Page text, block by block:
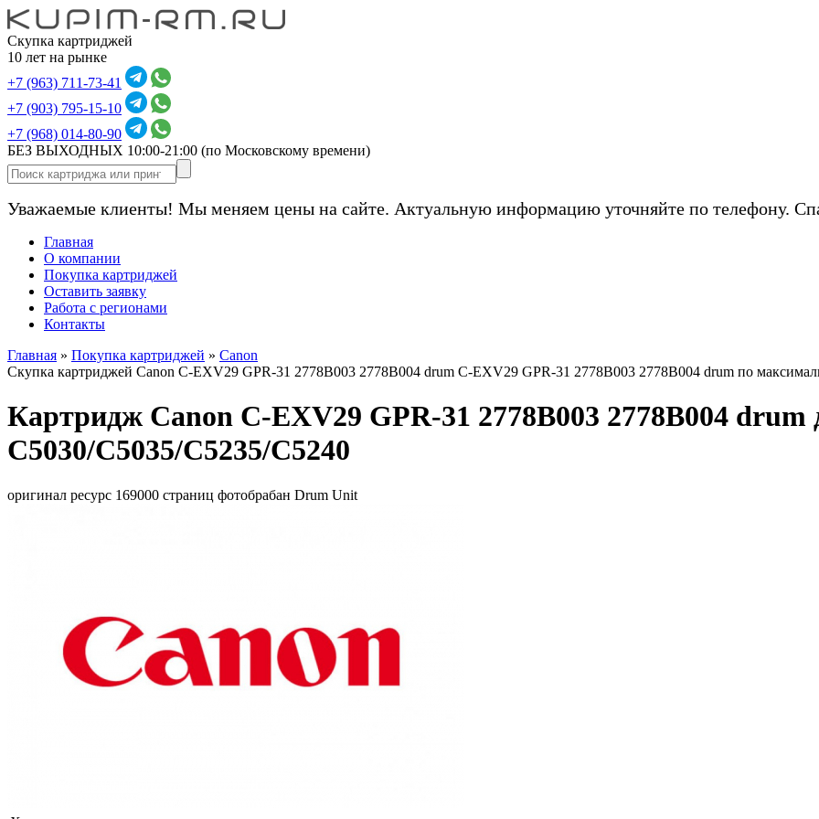
Скупка картриджей
10 лет на рынке
+7 (963) 711-73-41
+7 (903) 795-15-10
+7 (968) 014-80-90
БЕЗ ВЫХОДНЫХ 10:00-21:00 (по Московскому времени)
Уважаемые клиенты! Мы меняем цены на сайте. Актуальную информацию уточняйте по телефону.
Главная
О компании
Покупка картриджей
Оставить заявку
Работа с регионами
Контакты
Главная » Покупка картриджей » Canon
Скупка картриджей Canon C-EXV29 GPR-31 2778B003 2778B004 drum C-EXV29 GPR-31 2778B003 2778B004 drum по
Картридж Canon C-EXV29 GPR-31 2778B003 2778B004 drum
C5030/C5035/C5235/C5240
оригинал ресурс 169000 страниц фотобрабан Drum Unit